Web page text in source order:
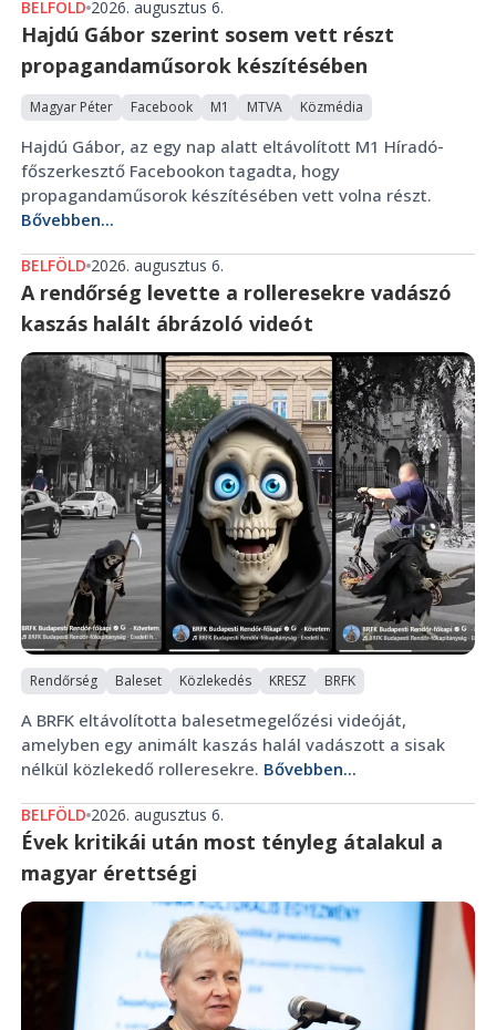
BELFÖLD 2026. augusztus 6.
Hajdú Gábor szerint sosem vett részt
propagandaműsorok készítésében
Magyar Péter Facebook M1 MTVA Közmédia
Hajdú Gábor, az egy nap alatt eltávolított M1 Híradó-
főszerkesztő Facebookon tagadta, hogy
propagandaműsorok készítésében vett volna részt.
Bővebben...
BELFÖLD 2026. augusztus 6.
A rendőrség levette a rolleresekre vadászó
kaszás halált ábrázoló videót
Rendőrség Baleset Közlekedés KRESZ BRFK
A BRFK eltávolította balesetmegelőzési videóját,
amelyben egy animált kaszás halál vadászott a sisak
nélkül közlekedő rolleresekre. Bővebben...
BELFÖLD 2026. augusztus 6.
Évek kritikái után most tényleg átalakul a
magyar érettségi